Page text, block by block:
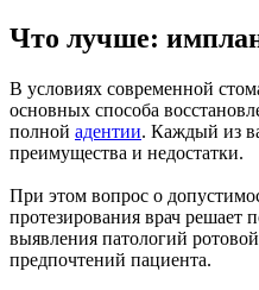
Что лучше:
В условиях современной
основных способа
полной адентии. Каждый из
преимущества и недостатки.
При этом вопрос о
протезирования врач решает
выявления патологий
предпочтений пациента.